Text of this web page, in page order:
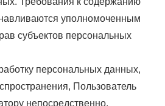
уполномоченным
субъектов персональных
персональных данных,
Пользователь
непосредственно.